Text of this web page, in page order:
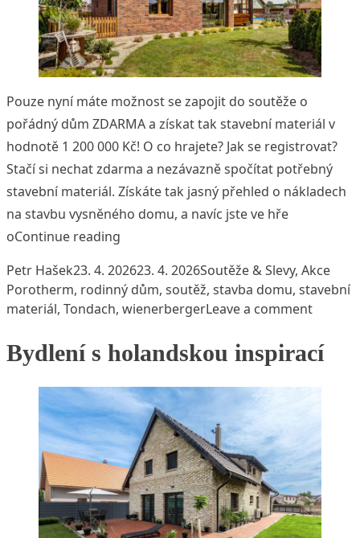
Pouze nyní máte možnost se zapojit do soutěže o
pořádný dům ZDARMA a získat tak stavební materiál v
hodnotě 1 200 000 Kč! O co hrajete? Jak se registrovat?
Stačí si nechat zdarma a nezávazně spočítat potřebný
stavební materiál. Získáte tak jasný přehled o nákladech
na stavbu vysněného domu, a navíc jste ve hře
oContinue reading
Posted by
Petr Hašek23. 4. 202623. 4. 2026Posted in
Soutěže & Slevy, AkceTags:
Porotherm, rodinný dům, soutěž, stavba domu, stavební
materiál, Tondach, wienerbergerLeave a commenton
Bydlení s holandskou inspirací